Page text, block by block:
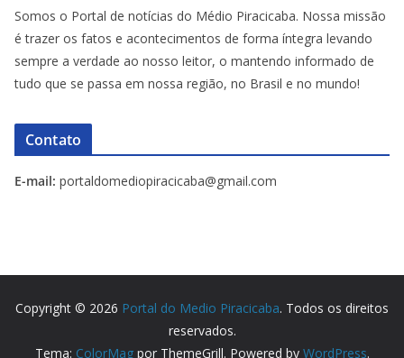
Somos o Portal de notícias do Médio Piracicaba. Nossa missão
é trazer os fatos e acontecimentos de forma íntegra levando
sempre a verdade ao nosso leitor, o mantendo informado de
tudo que se passa em nossa região, no Brasil e no mundo!
Contato
E-mail: portaldomediopiracicaba@gmail.com
Copyright © 2026 Portal do Medio Piracicaba. Todos os direitos
reservados.
Tema: ColorMagpor ThemeGrill. Powered by WordPress.